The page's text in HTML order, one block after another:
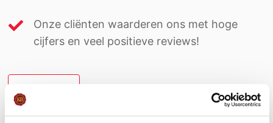
Onze cliënten waarderen ons met hoge
cijfers en veel positieve reviews!